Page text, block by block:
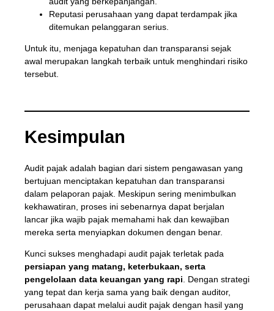
Reputasi perusahaan yang dapat terdampak jika
ditemukan pelanggaran serius.
Untuk itu, menjaga kepatuhan dan transparansi sejak
awal merupakan langkah terbaik untuk menghindari risiko
tersebut.
Kesimpulan
Audit pajak adalah bagian dari sistem pengawasan yang
bertujuan menciptakan kepatuhan dan transparansi
dalam pelaporan pajak. Meskipun sering menimbulkan
kekhawatiran, proses ini sebenarnya dapat berjalan
lancar jika wajib pajak memahami hak dan kewajiban
mereka serta menyiapkan dokumen dengan benar.
Kunci sukses menghadapi audit pajak terletak pada
persiapan yang matang, keterbukaan, serta
pengelolaan data keuangan yang rapi. Dengan strategi
yang tepat dan kerja sama yang baik dengan auditor,
perusahaan dapat melalui audit pajak dengan hasil yang